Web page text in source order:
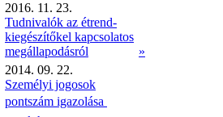
2016. 11. 23.
Tudnivalók az étrend-
kiegészítőkel kapcsolatos
megállapodásról
»
2014. 09. 22.
Személyi jogosok
pontszám igazolása 